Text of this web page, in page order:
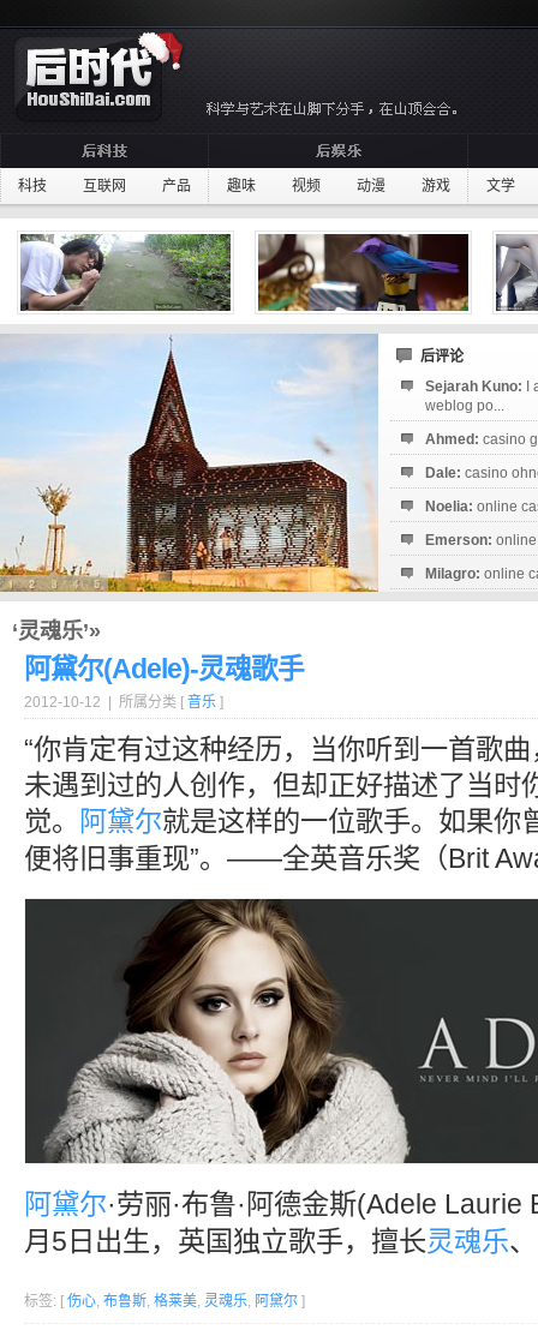
科技 互联网 产品 趣味 视频 动漫 游戏 文学
后评论
Sejarah Kuno:
weblog po...
Ahmed: casino
Dale: casino
Noelia: online
Emerson:
Milagro: online
‘灵魂乐’»
阿黛尔(Adele)-灵魂歌手
2012-10-12 | 所属分类 [ 音乐 ]
“你肯定有过这种经历，当你听到一首歌
未遇到过的人创作，但却正好描述了当时
觉。
阿黛尔就是这样的一位歌手。如果你
便将旧事重现”。——全英音乐奖（Brit
阿黛尔·劳丽·布鲁·阿德金斯(Adele
月5日出生，英国独立歌手，擅长灵魂乐
标签: [ 伤心, 布鲁斯, 格莱美, 灵魂乐, 阿黛尔 ]